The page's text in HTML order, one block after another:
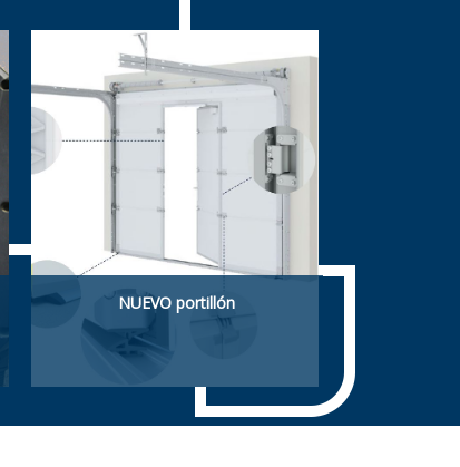
NUEVO portillón
Portillón con perfiles muy